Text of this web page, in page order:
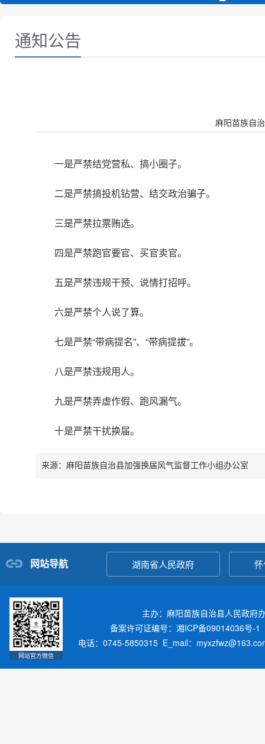
通知公告
麻阳苗族自
一是严禁结党营私、搞小圈子。
二是严禁搞投机钻营、结交政治骗子。
三是严禁拉票贿选。
四是严禁跑官要官、买官卖官。
五是严禁违规干预、说情打招呼。
六是严禁个人说了算。
七是严禁“带病提名”、“带病提拔”。
八是严禁违规用人。
九是严禁弄虚作假、跑风漏气。
十是严禁干扰换届。
来源：麻阳苗族自治县加强换届风气监督工作小组办公室
网站导航 湖南省人民政府
网站官方微信
主办：麻阳苗族自治县人民政
备案许可证编号：湘ICP备09014036号-1
电话：0745-5850315 E_mail：